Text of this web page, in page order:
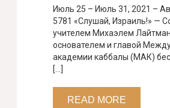
Июль 25 – Июль 31, 2021 –
5781 «Слушай, Израиль!» —
учителем Михаэлем
основателем и главой
академии каббалы (МАК)
[…]
READ MORE